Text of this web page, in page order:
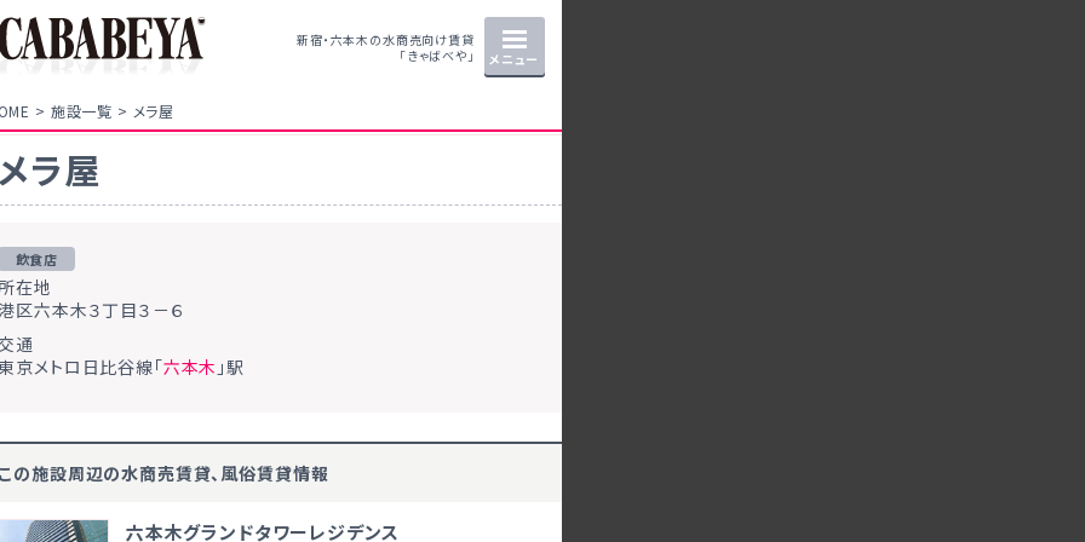
新宿・六本木の水商売向け賃貸
「きゃばべや」
メニュー
施設一覧 メラ屋
ラ屋
飲食店
在地
区六本木３丁目３－６
通
京メトロ日比谷線「六本木 」駅
の施設周辺の水商売賃貸、風俗賃貸情報
六本木グランドタワーレジデンス